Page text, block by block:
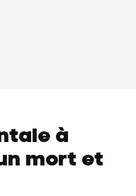
à
mort et